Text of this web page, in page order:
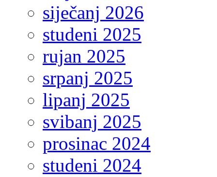
siječanj 2026
studeni 2025
rujan 2025
srpanj 2025
lipanj 2025
svibanj 2025
prosinac 2024
studeni 2024